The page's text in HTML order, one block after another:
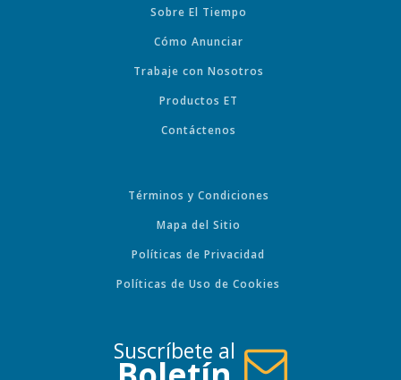
Sobre El Tiempo
Cómo Anunciar
Trabaje con Nosotros
Productos ET
Contáctenos
Términos y Condiciones
Mapa del Sitio
Políticas de Privacidad
Políticas de Uso de Cookies
Suscríbete al